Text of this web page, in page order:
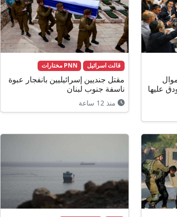
عليها
قالت اسرائيل PNN مختارات
مقتل جنديين إسرائيليين بانفجار عبوة
ناسفة جنوب لبنان
منذ 12 ساعة